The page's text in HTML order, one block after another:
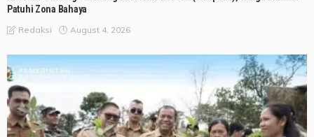
Patuhi Zona Bahaya
Redaksi August 4, 2026